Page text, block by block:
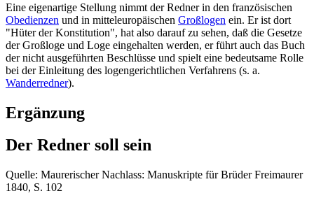
Eine eigenartige Stellung nimmt der Redner in den französischen
Obedienzen und in mitteleuropäischen Großlogen ein. Er ist dort
"Hüter der Konstitution", hat also darauf zu sehen, daß die Gesetze
der Großloge und Loge eingehalten werden, er führt auch das Buch
der nicht ausgeführten Beschlüsse und spielt eine bedeutsame Rolle
bei der Einleitung des logengerichtlichen Verfahrens (s. a.
Wanderredner).
Ergänzung
Der Redner soll sein
Quelle: Maurerischer Nachlass: Manuskripte für Brüder Freimaurer
1840, S. 102